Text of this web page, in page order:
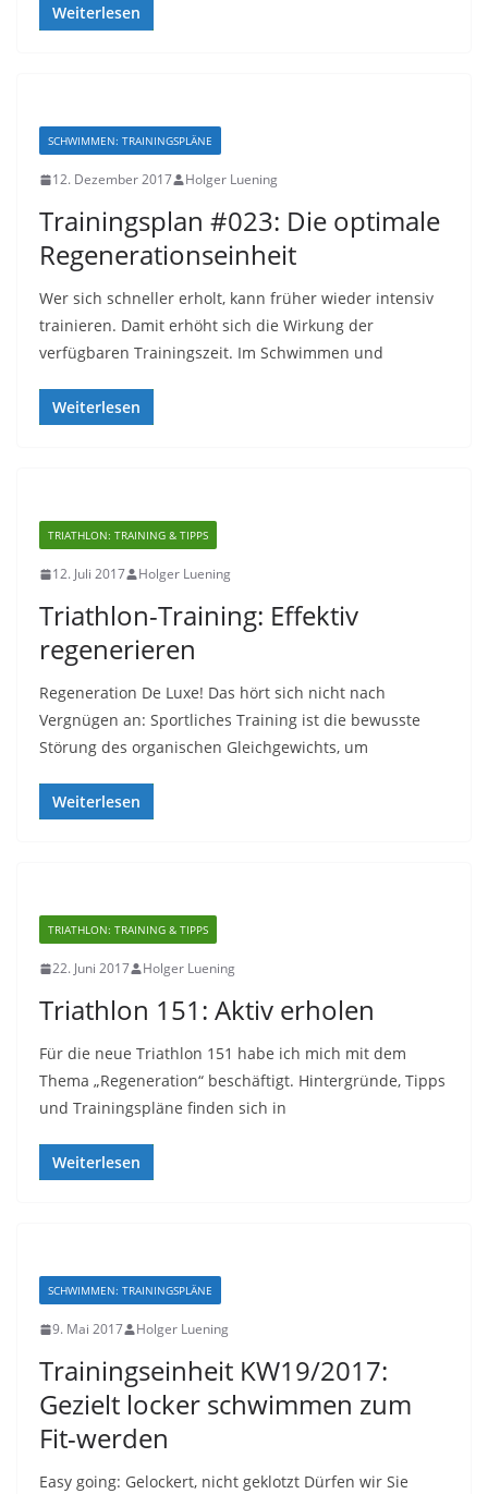
Weiterlesen
SCHWIMMEN: TRAININGSPLÄNE
12. Dezember 2017 Holger Luening
Trainingsplan #023: Die optimale
Regenerationseinheit
Wer sich schneller erholt, kann früher wieder intensiv
trainieren. Damit erhöht sich die Wirkung der
verfügbaren Trainingszeit. Im Schwimmen und
Weiterlesen
TRIATHLON: TRAINING & TIPPS
12. Juli 2017 Holger Luening
Triathlon-Training: Effektiv
regenerieren
Regeneration De Luxe! Das hört sich nicht nach
Vergnügen an: Sportliches Training ist die bewusste
Störung des organischen Gleichgewichts, um
Weiterlesen
TRIATHLON: TRAINING & TIPPS
22. Juni 2017 Holger Luening
Triathlon 151: Aktiv erholen
Für die neue Triathlon 151 habe ich mich mit dem
Thema „Regeneration“ beschäftigt. Hintergründe, Tipps
und Trainingspläne finden sich in
Weiterlesen
SCHWIMMEN: TRAININGSPLÄNE
9. Mai 2017 Holger Luening
Trainingseinheit KW19/2017:
Gezielt locker schwimmen zum
Fit-werden
Easy going: Gelockert, nicht geklotzt Dürfen wir Sie